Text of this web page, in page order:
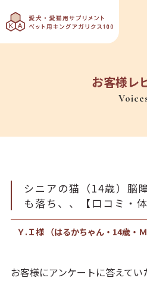
お客様レ
Voices
シニアの猫（14歳）脳
も落ち、、【口コミ・
Ｙ.Ｉ様 （はるかちゃん・14歳・Ｍ
お客様にアンケートに答えてい